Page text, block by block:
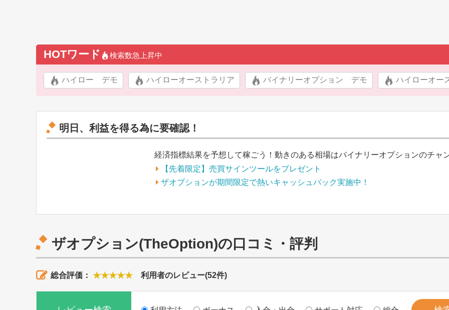
HOTワード 検索数急上昇中
ハイロー デモ ハイローオーストラリア バイナリーオプション デモ ハイローオー
明日、利益を得る為に要確認！
経済指標結果を予想して稼ごう！動きのある相場はバイナリーオプションのチャ
【先着限定】売買サインツールをプレゼント
ザオプションが期間限定で熱いキャッシュバック実施中！
ザオプション(TheOption)の口コミ・評判
総合評価： ★★★★★ 利用者のレビュー(52件)